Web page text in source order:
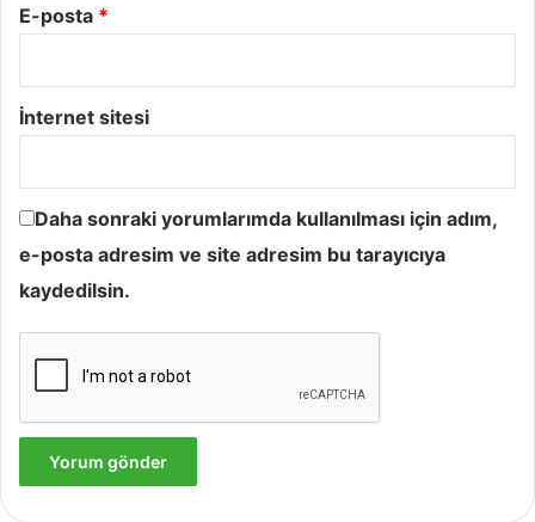
E-posta *
İnternet sitesi
Daha sonraki yorumlarımda kullanılması için adım,
e-posta adresim ve site adresim bu tarayıcıya
kaydedilsin.